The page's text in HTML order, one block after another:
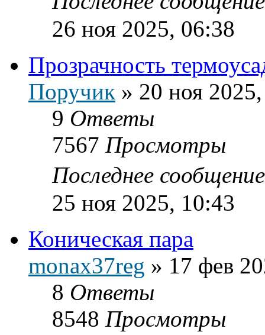
26 ноя 2025, 06:38
Прозрачность
Поручик » 20 ноя
9 Ответы
7567 Просмотры
Последнее
25 ноя 2025, 10:43
Коническая пара
monax37reg » 17 фев
8 Ответы
8548 Просмотры